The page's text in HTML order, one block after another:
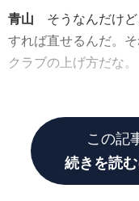
青山 そうなんだけ
すれば直せるんだ。
クラブの上げ方だな。
この記
続きを読